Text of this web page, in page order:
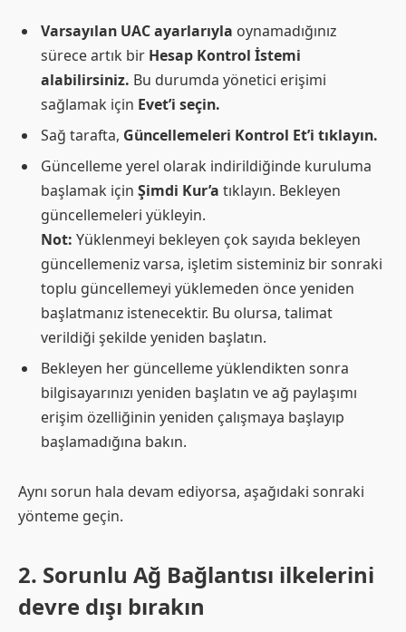
Varsayılan UAC ayarlarıyla oynamadığınız
sürece artık bir Hesap Kontrol İstemi
alabilirsiniz. Bu durumda yönetici erişimi
sağlamak için Evet’i seçin.
Sağ tarafta, Güncellemeleri Kontrol Et’i tıklayın.
Güncelleme yerel olarak indirildiğinde kuruluma
başlamak için Şimdi Kur’a tıklayın. Bekleyen
güncellemeleri yükleyin.
Not: Yüklenmeyi bekleyen çok sayıda bekleyen
güncellemeniz varsa, işletim sisteminiz bir sonraki
toplu güncellemeyi yüklemeden önce yeniden
başlatmanız istenecektir. Bu olursa, talimat
verildiği şekilde yeniden başlatın.
Bekleyen her güncelleme yüklendikten sonra
bilgisayarınızı yeniden başlatın ve ağ paylaşımı
erişim özelliğinin yeniden çalışmaya başlayıp
başlamadığına bakın.
Aynı sorun hala devam ediyorsa, aşağıdaki sonraki
yönteme geçin.
2. Sorunlu Ağ Bağlantısı ilkelerini
devre dışı bırakın